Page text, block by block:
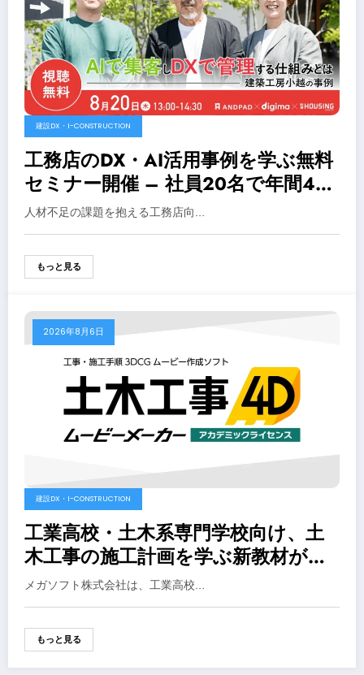
建設DX・I-CONSTRUCTION
工務店のDX・AI活用事例を学ぶ無料
セミナー開催 – 社員20名で年間40
棟を実現する秘訣とは
人材不足の課題を抱える工務店向…
もっと見る
2026年8月6日
建設DX・I-CONSTRUCTION
工業高校・土木系専門学校向け、土
木工事の施工計画を学ぶ新教材が
2026年12月に登場
メガソフト株式会社は、工業高校…
もっと見る